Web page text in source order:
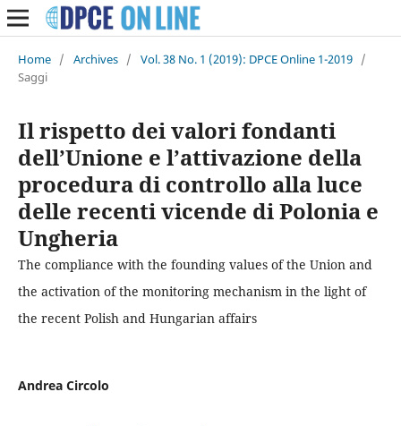
Home / Archives / Vol. 38 No. 1 (2019): DPCE Online 1-2019 /
Saggi
Il rispetto dei valori fondanti
dell’Unione e l’attivazione della
procedura di controllo alla luce
delle recenti vicende di Polonia e
Ungheria
The compliance with the founding values of the Union and
the activation of the monitoring mechanism in the light of
the recent Polish and Hungarian affairs
Andrea Circolo